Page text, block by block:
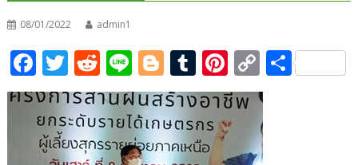
08/01/2022 admin1
F
ac
e
b
T
w
itt
er
R
e
d
di
Li
n
e
Bl
o
g
g
T
u
m
bl
Pi
nt
er
e
C
o
p
y
S